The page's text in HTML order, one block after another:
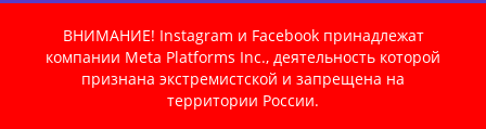
ВНИМАНИЕ! Instagram и Facebook принадлежат
компании Meta Platforms Inc., деятельность которой
признана экстремистской и запрещена на
территории России.